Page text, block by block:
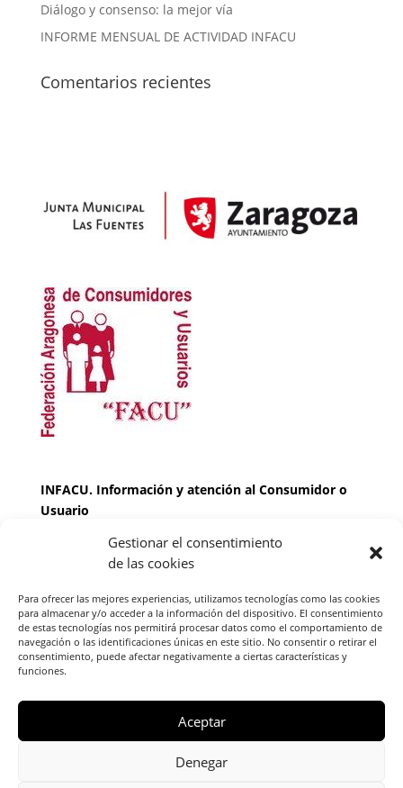
Gestionar el consentimiento
de las cookies
Para ofrecer las mejores experiencias, utilizamos tecnologías como las cookies
para almacenar y/o acceder a la información del dispositivo. El consentimiento
de estas tecnologías nos permitirá procesar datos como el comportamiento de
navegación o las identificaciones únicas en este sitio. No consentir o retirar el
consentimiento, puede afectar negativamente a ciertas características y
funciones.
Aceptar
Denegar
Diálogo y consenso: la mejor vía
INFORME MENSUAL DE ACTIVIDAD INFACU
Comentarios recientes
INFACU. Información y atención al Consumidor o
Usuario
MARTES Y JUEVES de17:00 a 20 horas
horas
Teléfono de contacto976 13 47 92
FACU, Calle Leopoldo Romeo, 30 local